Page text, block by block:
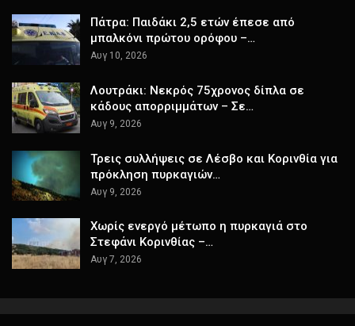
Πάτρα: Παιδάκι 2,5 ετών έπεσε από
μπαλκόνι πρώτου ορόφου –…
Αυγ 10, 2026
Λουτράκι: Νεκρός 75χρονος δίπλα σε
κάδους απορριμμάτων – Σε…
Αυγ 9, 2026
Τρεις συλλήψεις σε Λέσβο και Κορινθία για
πρόκληση πυρκαγιών…
Αυγ 9, 2026
Χωρίς ενεργό μέτωπο η πυρκαγιά στο
Στεφάνι Κορινθίας –…
Αυγ 7, 2026